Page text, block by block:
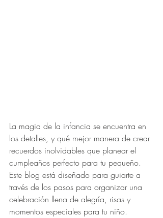
La magia de la infancia se encuentra en
los detalles, y qué mejor manera de crear
recuerdos inolvidables que planear el
cumpleaños perfecto para tu pequeño.
Este blog está diseñado para guiarte a
través de los pasos para organizar una
celebración llena de alegría, risas y
momentos especiales para tu niño.